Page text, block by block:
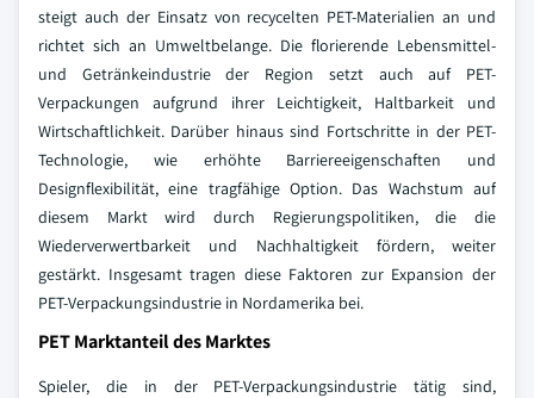
steigt auch der Einsatz von recycelten PET-Materialien an und
richtet sich an Umweltbelange. Die florierende Lebensmittel-
und Getränkeindustrie der Region setzt auch auf PET-
Verpackungen aufgrund ihrer Leichtigkeit, Haltbarkeit und
Wirtschaftlichkeit. Darüber hinaus sind Fortschritte in der PET-
Technologie, wie erhöhte Barriereeigenschaften und
Designflexibilität, eine tragfähige Option. Das Wachstum auf
diesem Markt wird durch Regierungspolitiken, die die
Wiederverwertbarkeit und Nachhaltigkeit fördern, weiter
gestärkt. Insgesamt tragen diese Faktoren zur Expansion der
PET-Verpackungsindustrie in Nordamerika bei.
PET Marktanteil des Marktes
Spieler, die in der PET-Verpackungsindustrie tätig sind,